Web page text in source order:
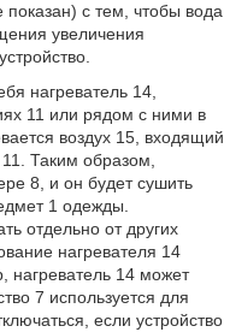
показан) с тем, чтобы вода
увеличения
нагреватель 14,
11 или рядом с ними в
воздух 15, входящий
11. Таким образом,
8, и он будет сушить
1 одежды.
отдельно от других
нагревателя 14
нагреватель 14 может
7 используется для
если устройство